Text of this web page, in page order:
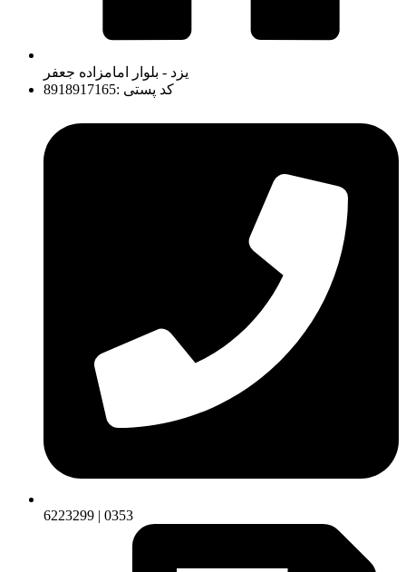
یزد - بلوار امامزاده جعفر
کد پستی :8918917165
6223299 | 0353